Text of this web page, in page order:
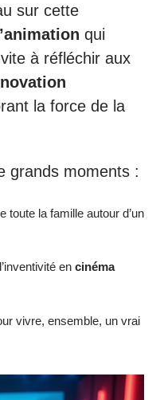
sur cette
qui
à réfléchir aux
la force de la
grands moments :
toute la famille autour d’un
en cinéma
vivre, ensemble, un vrai